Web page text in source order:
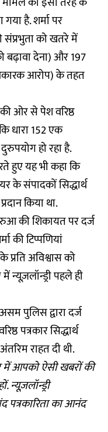
है. शर्मा पर
संप्रभुता को खतरे में
बढ़ावा देना) और 197
आरोप) के तहत
ओर से पेश वरिष्ठ
धारा 152 एक
हो रहा है.
हुए यह भी कहा कि
के संपादकों सिद्धार्थ
किया था.
की शिकायत पर दर्ज
की टिप्पणियां
अविश्वास को
न्यूज़लॉन्ड्री पहले ही
पुलिस द्वारा दर्ज
पत्रकार सिद्धार्थ
राहत दी थी.
आपको ऐसी खबरों की
पत्रकारिता का आनंद